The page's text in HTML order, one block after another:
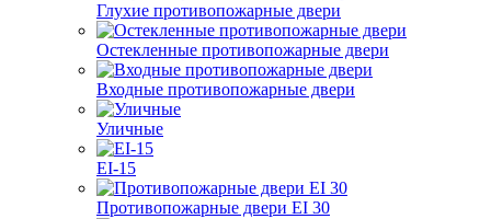
Глухие противопожарные двери
Остекленные противопожарные двери
Входные противопожарные двери
Уличные
EI-15
Противопожарные двери EI 30